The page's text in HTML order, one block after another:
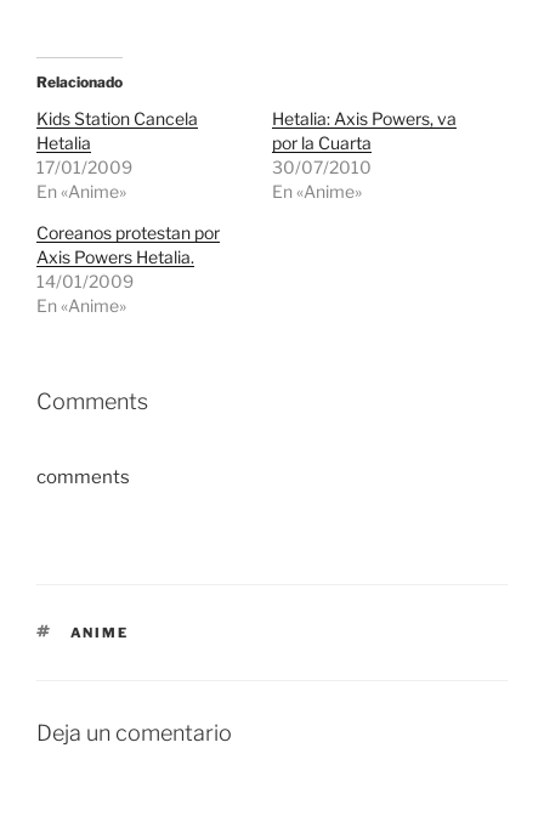
Relacionado
Kids Station Cancela
Hetalia
17/01/2009
En «Anime»
Hetalia: Axis Powers, va
por la Cuarta
30/07/2010
En «Anime»
Coreanos protestan por
Axis Powers Hetalia.
14/01/2009
En «Anime»
Comments
comments
ETIQUETAS
ANIME
Deja un comentario